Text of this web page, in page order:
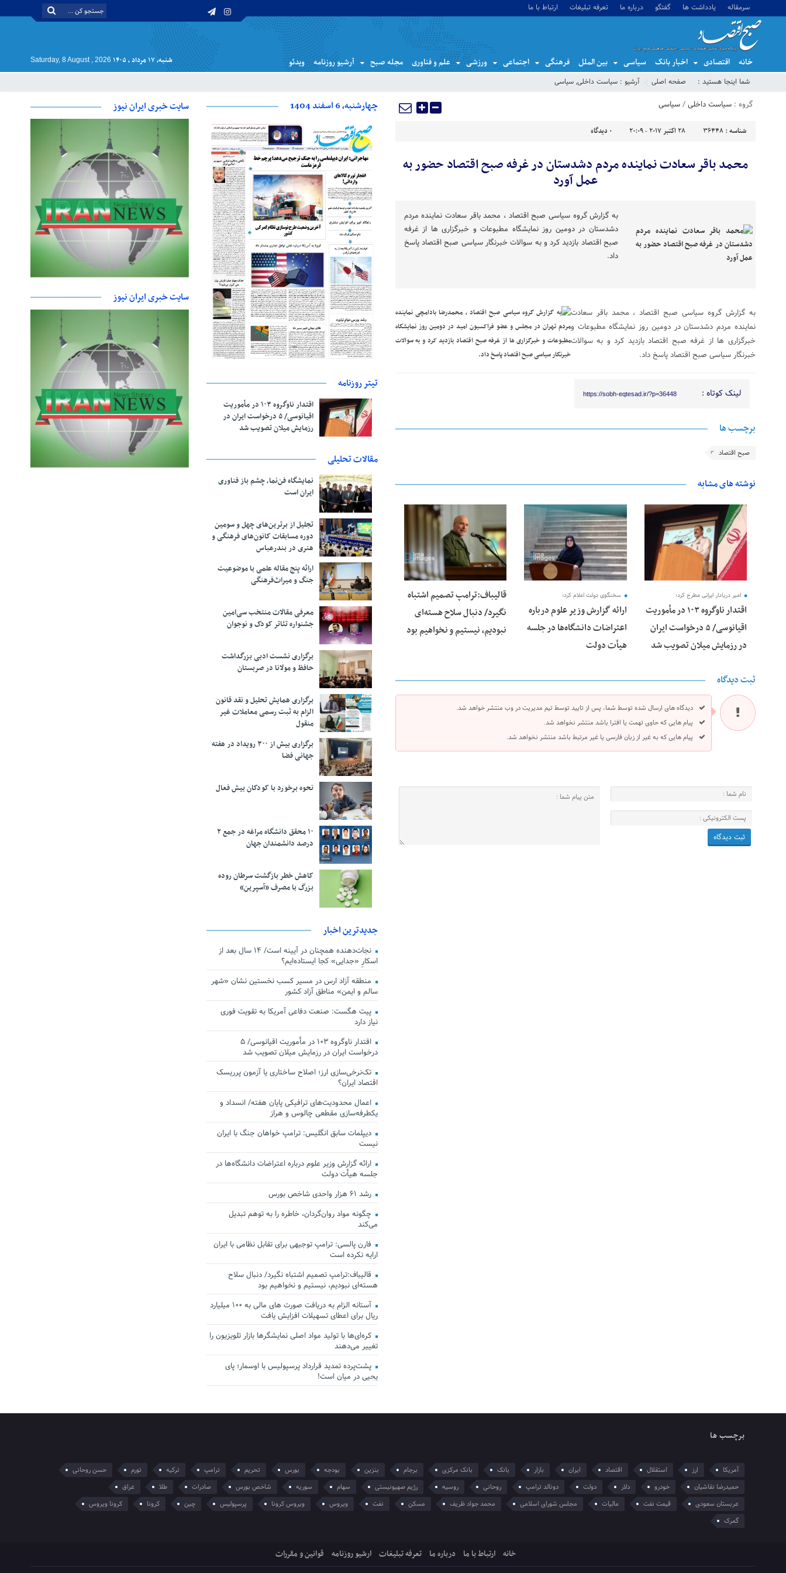
سرمقاله یادداشت ها گفتگو درباره ما تعرفه تبلیغات ارتباط با ما
خانه اقتصادی اخبار بانک سیاسی بین الملل فرهنگی اجتماعی ورزشی علم و فناوری مجله صبح آرشیو روزنامه ویدئو شنبه, ۱۷ مرداد , ۱۴۰۵ Saturday, 8 August , 2026
شما اینجا هستید : صفحه اصلی آرشیو : سیاست داخلی, سیاسی
گروه : سیاست داخلی/سیاسی
شناسه : 36448 28 اکتبر 2017 - 20:09 0 دیدگاه
محمد باقر سعادت نماینده مردم دشدستان در غرفه صبح اقتصاد حضور به
عمل آورد
به گزارش گروه سیاسی صبح اقتصاد ، محمد باقر سعادت نماینده مردم
دشدستان در دومین روز نمایشگاه مطبوعات و خبرگزاری ها از غرفه
صبح اقتصاد بازدید کرد و به سوالات خبرنگار سیاسی صبح اقتصاد پاسخ
داد.
به گزارش گروه سیاسی صبح اقتصاد ، محمد باقر سعادت
نماینده مردم دشدستان در دومین روز نمایشگاه مطبوعات و
خبرگزاری ها از غرفه صبح اقتصاد بازدید کرد و به سوالات
خبرنگار سیاسی صبح اقتصاد پاسخ داد.
لینک کوتاه : https://sobh-eqtesad.ir/?p=36448
برچسب ها
صبح اقتصاد
نوشته های مشابه
28 فوریه 2026
امیر دریادار ایرانی مطرح کرد؛
اقتدار ناوگروه ۱۰۳ در مأموریت‌
اقیانوسی/ ۵ درخواست ایران
در رزمایش میلان تصویب شد
25 فوریه 2026
سخنگوی دولت اعلام کرد؛
ارائه گزارش وزیر علوم درباره
اعتراضات دانشگاه‌ها در جلسه
هیأت دولت
قالیباف:ترامپ تصمیم اشتباه
نگیرد/ دنبال سلاح هسته‌ای
نبودیم، نیستیم و نخواهیم بود
ثبت دیدگاه
دیدگاه های ارسال شده توسط شما، پس از تایید توسط تیم مدیریت در وب منتشر خواهد شد.
پیام هایی که حاوی تهمت یا افترا باشد منتشر نخواهد شد.
پیام هایی که به غیر از زبان فارسی یا غیر مرتبط باشد منتشر نخواهد شد.
چهارشنبه، 6 اسفند 1404
تیتر روزنامه
اقتدار ناوگروه ۱۰۳ در مأموریت‌
اقیانوسی/ ۵ درخواست ایران در
رزمایش میلان تصویب شد
مقالات تحلیلی
نمایشگاه فن‌نما، چشم باز فناوری
ایران است
تجلیل از بر‌ترین‌های چهل و سومین
دوره مسابقات کانون‌های فرهنگی و
هنری در بندرعباس
ارائه پنج مقاله علمی با موضوعیت
جنگ و میراث‌فرهنگی
معرفی مقالات منتخب سی‌امین
جشنواره تئاتر کودک و نوجوان
برگزاری نشست ادبی بزرگداشت
حافظ و مولانا در صربستان
برگزاری همایش تحلیل و نقد قانون
الزام به ثبت رسمی معاملات غیر
منقول
برگزاری بیش از ۳۰۰ رویداد در هفته
جهانی فضا
نحوه برخورد با کودکان بیش فعال
۱۰ محقق دانشگاه مراغه در جمع ۲
درصد دانشمندان جهان
کاهش خطر بازگشت سرطان روده
بزرگ با مصرف «آسپرین»
جدیدترین اخبار
نجات‌دهنده‌ همچنان در آیینه است/ ۱۴ سال بعد از
اسکارِ «جدایی» کجا ایستاده‌ایم؟
منطقه آزاد ارس در مسیر کسب نخستین نشان «شهر
سالم و ایمن» مناطق آزاد کشور
پیت هگست: صنعت دفاعی آمریکا به تقویت فوری
نیاز دارد
اقتدار ناوگروه ۱۰۳ در مأموریت‌ اقیانوسی/ ۵
درخواست ایران در رزمایش میلان تصویب شد
تک‌نرخی‌سازی ارز؛ اصلاح ساختاری یا آزمون پرریسک
اقتصاد ایران؟
اعمال محدودیت‌های ترافیکی پایان هفته/ انسداد و
یکطرفه‌سازی مقطعی چالوس و هراز
دیپلمات سابق انگلیس:‌ ترامپ خواهان جنگ با ایران
نیست
ارائه گزارش وزیر علوم درباره اعتراضات دانشگاه‌ها در
جلسه هیأت دولت
رشد ۶۱ هزار واحدی شاخص بورس
چگونه مواد روان‌گردان، خاطره را به توهم تبدیل
می‌کند
فارن پالسی: ترامپ توجیهی برای تقابل نظامی با ایران
ارایه نکرده است
قالیباف:ترامپ تصمیم اشتباه نگیرد/ دنبال سلاح
هسته‌ای نبودیم، نیستیم و نخواهیم بود
آستانه الزام به دریافت صورت های مالی به ۱۰۰ میلیارد
ریال برای اعطای تسهیلات افزایش یافت
کره‌ای‌ها با تولید مواد اصلی نمایشگرها بازار تلویزیون را
تغییر می‌دهند
پشت‌پرده تمدید قرارداد پرسپولیس با اوسمار؛ پای
یحیی در میان است!
سایت خبری ایران نیوز
سایت خبری ایران نیوز
برچسب ها
آمریکا ارز استقلال اقتصاد ایران بازار بانک بانک مرکزی برجام بنزین بودجه بورس تحریم ترامپ ترکیه تورم
حسن روحانی
حمیدرضا نقاشیان
خودرو دلار دولت دونالد ترامپ روحانی روسیه رژیم صهیونیستی سهام سوریه شاخص بورس صادرات طلا
عراق
عربستان سعودی
قیمت نفت مالیات مجلس شورای اسلامی محمد جواد ظریف مسکن نفت ویروس ویروس کرونا پرسپولیس چین کرونا
کرونا ویروس
گمرک
خانه ارتباط با ما درباره ما تعرفه تبلیغات ارشیو روزنامه قوانین و مقررات